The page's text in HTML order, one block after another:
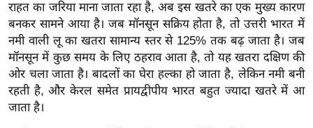
इ
फ
स्टा
इ
ल
टे
राहत का जरिया माना जाता रहा है, अब इस खतरे का एक मुख्य कारण
बनकर सामने आया है। जब मॉनसून सक्रिय होता है, तो उत्तरी भारत में
नमी वाली लू का खतरा सामान्य स्तर से 125% तक बढ़ जाता है। जब
मॉनसून में कुछ समय के लिए ठहराव आता है, तो यह खतरा दक्षिण की
ओर चला जाता है। बादलों का घेरा हल्का हो जाता है, लेकिन नमी बनी
रहती है, और केरल समेत प्रायद्वीपीय भारत बहुत ज्यादा खतरे में आ
जाता है।